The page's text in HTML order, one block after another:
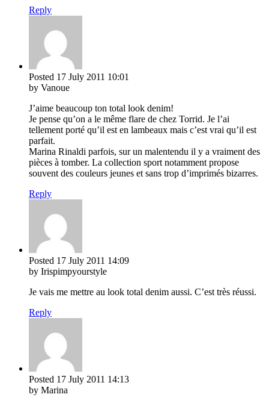
Reply
Posted 17 July 2011 10:01
by Vanoue
J’aime beaucoup ton total look denim!
Je pense qu’on a le même flare de chez Torrid. Je l’ai
tellement porté qu’il est en lambeaux mais c’est vrai qu’il est
parfait.
Marina Rinaldi parfois, sur un malentendu il y a vraiment des
pièces à tomber. La collection sport notamment propose
souvent des couleurs jeunes et sans trop d’imprimés bizarres.
Reply
Posted 17 July 2011 14:09
by Irispimpyourstyle
Je vais me mettre au look total denim aussi. C’est très réussi.
Reply
Posted 17 July 2011 14:13
by Marina